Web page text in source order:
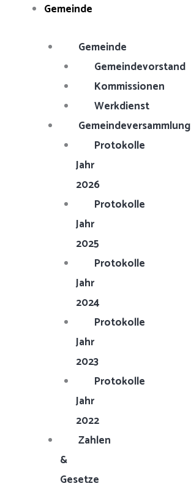
Gemeinde
Gemeinde
Gemeindevorstand
Kommissionen
Werkdienst
Gemeindeversammlung
Protokolle
Jahr
2026
Protokolle
Jahr
2025
Protokolle
Jahr
2024
Protokolle
Jahr
2023
Protokolle
Jahr
2022
Zahlen
&
Gesetze